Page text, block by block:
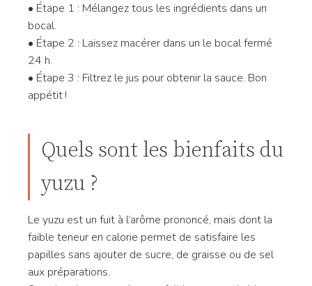
• Étape 1 : Mélangez tous les ingrédients dans un
bocal.
• Étape 2 : Laissez macérer dans un le bocal fermé
24 h.
• Étape 3 : Filtrez le jus pour obtenir la sauce. Bon
appétit !
Quels sont les bienfaits du
yuzu ?
Le yuzu est un fuit à l’arôme prononcé, mais dont la
faible teneur en calorie permet de satisfaire les
papilles sans ajouter de sucre, de graisse ou de sel
aux préparations.